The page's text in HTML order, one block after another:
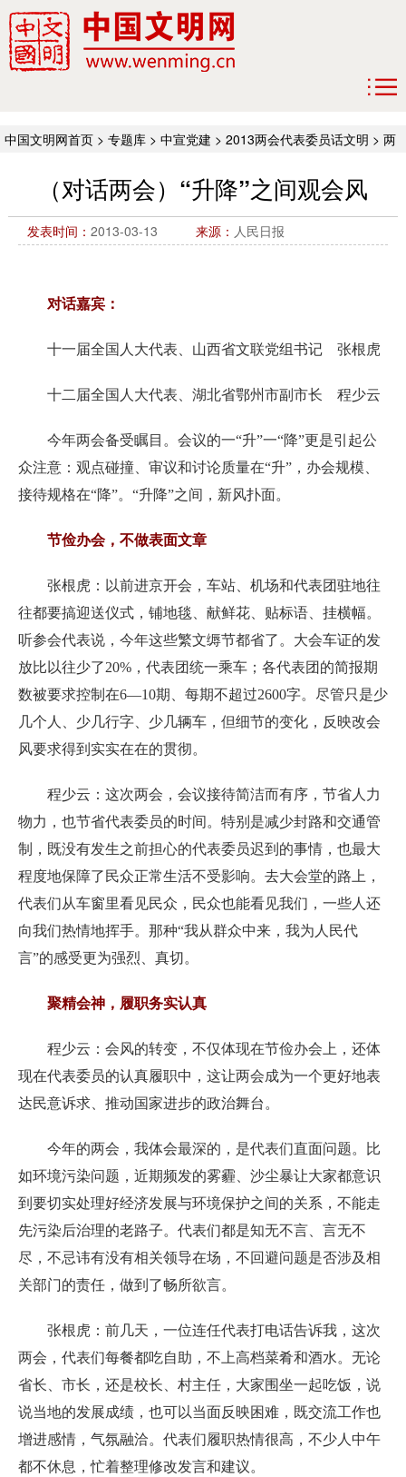
中国文明网首页 > 专题库 > 中宣党建 > 2013两会代表委员话文明 > 两
（对话两会）“升降”之间观会风
发表时间： 2013-03-13 来源： 人民日报
对话嘉宾：
十一届全国人大代表、山西省文联党组书记 张根虎
十二届全国人大代表、湖北省鄂州市副市长 程少云
今年两会备受瞩目。会议的一“升”一“降”更是引起公
众注意：观点碰撞、审议和讨论质量在“升”，办会规模、
接待规格在“降”。“升降”之间，新风扑面。
节俭办会，不做表面文章
张根虎：以前进京开会，车站、机场和代表团驻地往
往都要搞迎送仪式，铺地毯、献鲜花、贴标语、挂横幅。
听参会代表说，今年这些繁文缛节都省了。大会车证的发
放比以往少了20%，代表团统一乘车；各代表团的简报期
数被要求控制在6—10期、每期不超过2600字。尽管只是少
几个人、少几行字、少几辆车，但细节的变化，反映改会
风要求得到实实在在的贯彻。
程少云：这次两会，会议接待简洁而有序，节省人力
物力，也节省代表委员的时间。特别是减少封路和交通管
制，既没有发生之前担心的代表委员迟到的事情，也最大
程度地保障了民众正常生活不受影响。去大会堂的路上，
代表们从车窗里看见民众，民众也能看见我们，一些人还
向我们热情地挥手。那种“我从群众中来，我为人民代
言”的感受更为强烈、真切。
聚精会神，履职务实认真
程少云：会风的转变，不仅体现在节俭办会上，还体
现在代表委员的认真履职中，这让两会成为一个更好地表
达民意诉求、推动国家进步的政治舞台。
今年的两会，我体会最深的，是代表们直面问题。比
如环境污染问题，近期频发的雾霾、沙尘暴让大家都意识
到要切实处理好经济发展与环境保护之间的关系，不能走
先污染后治理的老路子。代表们都是知无不言、言无不
尽，不忌讳有没有相关领导在场，不回避问题是否涉及相
关部门的责任，做到了畅所欲言。
张根虎：前几天，一位连任代表打电话告诉我，这次
两会，代表们每餐都吃自助，不上高档菜肴和酒水。无论
省长、市长，还是校长、村主任，大家围坐一起吃饭，说
说当地的发展成绩，也可以当面反映困难，既交流工作也
增进感情，气氛融洽。代表们履职热情很高，不少人中午
都不休息，忙着整理修改发言和建议。